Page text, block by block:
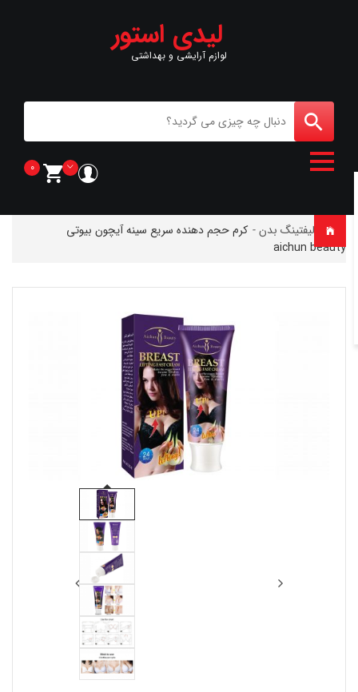
لیدی استور
لوازم آرایشی و بهداشتی
0
خانه لیفتینگ بدن - کرم حجم دهنده سریع سینه آیچون بیوتی
aichun beauty